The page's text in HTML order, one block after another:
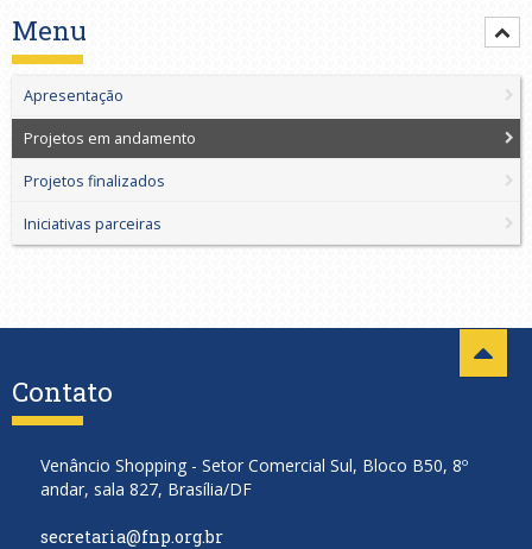
Menu
Apresentação
Projetos em andamento
Projetos finalizados
Iniciativas parceiras
Contato
Venâncio Shopping - Setor Comercial Sul, Bloco B50, 8º
andar, sala 827, Brasília/DF
secretaria@fnp.org.br